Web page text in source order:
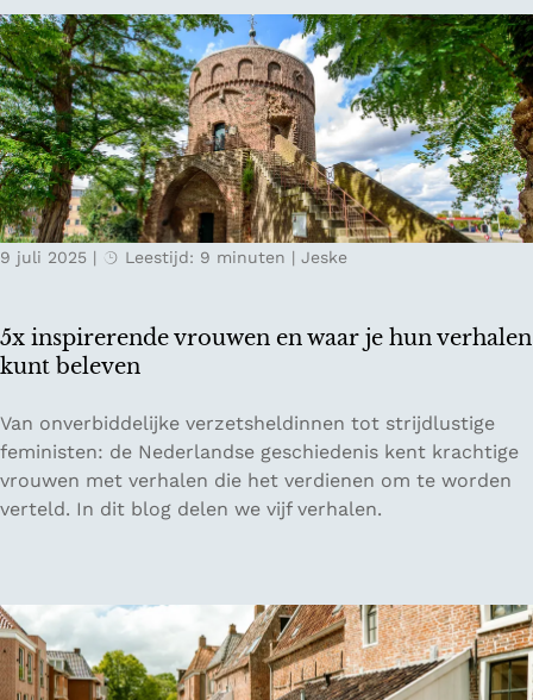
o
o
r
d
e
D
o
n
a
u
a
l
e
i
e
s
t
a
u
r
a
n
t
n
B
u
s
s
e
5x inspirerende vrouwen en waar je hun verhalen
kunt beleven
9 juli 2025 | Leestijd: 9 minuten | Jeske
5
x
i
n
r
e
r
Van onverbiddelijke verzetsheldinnen tot strijdlustige
feministen: de Nederlandse geschiedenis kent krachtige
vrouwen met verhalen die het verdienen om te worden
verteld. In dit blog delen we vijf verhalen.